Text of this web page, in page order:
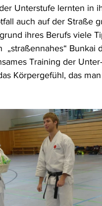
Unterstufe lernten in
auch auf der Straße
ihres Berufs viele
„straßennahes“
Training der
Körpergefühl, das